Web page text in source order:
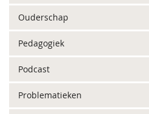
Ouderschap
Pedagogiek
Podcast
Problematieken